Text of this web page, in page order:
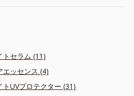
トセラム (11)
ッセンス (4)
UVプロテクター (31)